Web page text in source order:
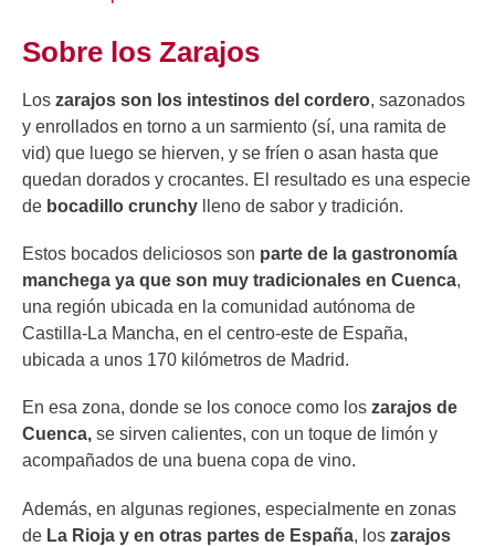
Sobre los Zarajos
Los zarajos son los intestinos del cordero, sazonados
y enrollados en torno a un sarmiento (sí, una ramita de
vid) que luego se hierven, y se fríen o asan hasta que
quedan dorados y crocantes. El resultado es una especie
de bocadillo crunchy lleno de sabor y tradición.
Estos bocados deliciosos son parte de la gastronomía
manchega ya que son muy tradicionales en Cuenca,
una región ubicada en la comunidad autónoma de
Castilla-La Mancha, en el centro-este de España,
ubicada a unos 170 kilómetros de Madrid.
En esa zona, donde se los conoce como los zarajos de
Cuenca, se sirven calientes, con un toque de limón y
acompañados de una buena copa de vino.
Además, en algunas regiones, especialmente en zonas
de La Rioja y en otras partes de España, los zarajos